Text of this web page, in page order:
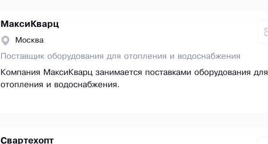
МаксиКварц
Москва
Поставщик оборудования для отопления и водоснабжения
Компания МаксиКварц занимается поставками оборудования для
отопления и водоснабжения.
Свартехопт